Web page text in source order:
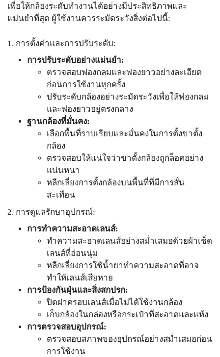
เพื่อให้กล้องระดับทำงานได้อย่างมีประสิทธิภาพและ
แม่นยำที่สุด ผู้ใช้งานควรระมัดระวังสิ่งต่อไปนี้:
1. การตั้งค่าและการปรับระดับ:
การปรับระดับอย่างแม่นยำ:
ตรวจสอบฟองกลมและฟองยาวอย่างละเอียด
ก่อนการใช้งานทุกครั้ง
ปรับระดับกล้องอย่างระมัดระวังเพื่อให้ฟองกลม
และฟองยาวอยู่ตรงกลาง
ฐานกล้องที่มั่นคง:
เลือกพื้นที่ราบเรียบและมั่นคงในการตั้งขาตั้ง
กล้อง
ตรวจสอบให้แน่ใจว่าขาตั้งกล้องถูกล็อคอย่าง
แน่นหนา
หลีกเลี่ยงการตั้งกล้องบนพื้นที่ที่มีการสั่น
สะเทือน
2. การดูแลรักษาอุปกรณ์:
การทำความสะอาดเลนส์:
ทำความสะอาดเลนส์อย่างสม่ำเสมอด้วยผ้าเช็ด
เลนส์ที่อ่อนนุ่ม
หลีกเลี่ยงการใช้น้ำยาทำความสะอาดที่อาจ
ทำให้เลนส์เสียหาย
การป้องกันฝุ่นและสิ่งสกปรก:
ปิดฝาครอบเลนส์เมื่อไม่ได้ใช้งานกล้อง
เก็บกล้องในกล่องหรือกระเป๋าที่สะอาดและแห้ง
การตรวจสอบอุปกรณ์:
ตรวจสอบสภาพของอุปกรณ์อย่างสม่ำเสมอก่อน
การใช้งาน